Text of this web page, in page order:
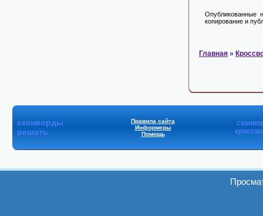
Опубликованные
копирование и
Главная »
сканворды
решать
Правила сайта
Информеры
Помощь